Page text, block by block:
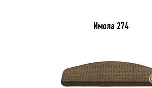
Имола 274